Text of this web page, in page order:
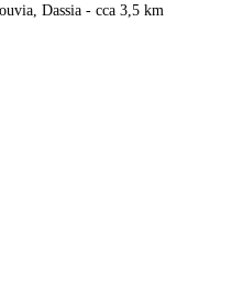
Dassia - cca 3,5 km